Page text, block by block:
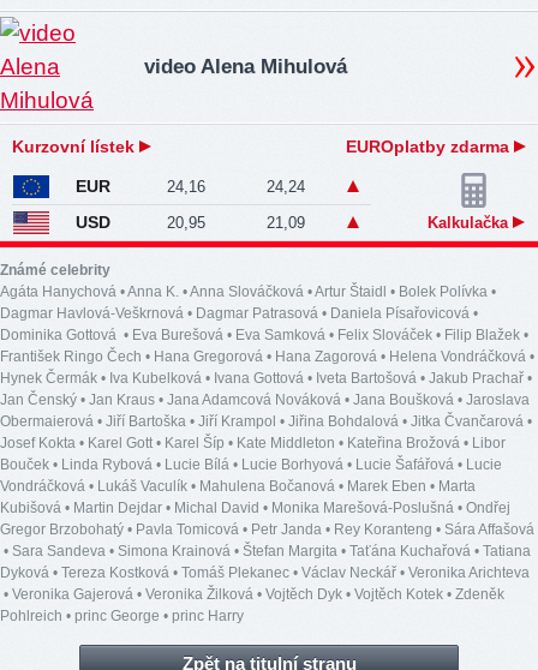
video Alena Mihulová
Kurzovní lístek EUROplatby zdarma
EUR 24,16 24,24
USD 20,95 21,09 Kalkulačka
Známé celebrity
Agáta Hanychová •Anna K. •Anna Slováčková •Artur Štaidl • Bolek Polívka •
Dagmar Havlová-Veškrnová • Dagmar Patrasová • Daniela Písařovicová •
Dominika Gottová • Eva Burešová • Eva Samková • Felix Slováček • Filip Blažek •
František Ringo Čech • Hana Gregorová • Hana Zagorová • Helena Vondráčková •
Hynek Čermák • Iva Kubelková • Ivana Gottová • Iveta Bartošová • Jakub Prachař •
Jan Čenský • Jan Kraus • Jana Adamcová Nováková • Jana Boušková • Jaroslava
Obermaierová • Jiří Bartoška • Jiří Krampol • Jiřina Bohdalová • Jitka Čvančarová •
Josef Kokta • Karel Gott • Karel Šíp • Kate Middleton • Kateřina Brožová • Libor
Bouček • Linda Rybová • Lucie Bílá • Lucie Borhyová • Lucie Šafářová • Lucie
Vondráčková • Lukáš Vaculík • Mahulena Bočanová • Marek Eben • Marta
Kubišová • Martin Dejdar • Michal David • Monika Marešová-Poslušná • Ondřej
Gregor Brzobohatý • Pavla Tomicová • Petr Janda • Rey Koranteng • Sára Affašová
• Sara Sandeva • Simona Krainová • Štefan Margita • Taťána Kuchařová • Tatiana
Dyková • Tereza Kostková • Tomáš Plekanec • Václav Neckář • Veronika Arichteva
• Veronika Gajerová • Veronika Žilková • Vojtěch Dyk • Vojtěch Kotek • Zdeněk
Pohlreich • princ George • princ Harry
Zpět na titulní stranu